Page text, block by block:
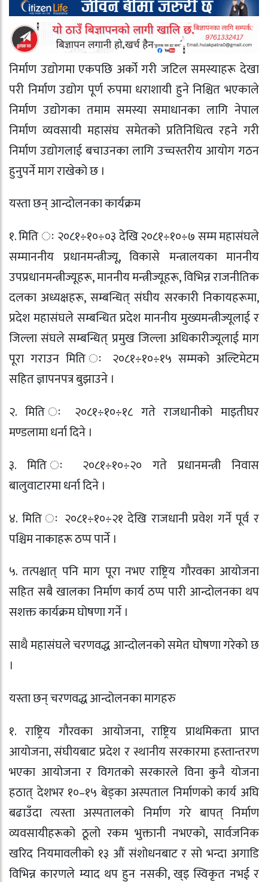
निर्माण उद्योगमा एकपछि अर्को गरी जटिल समस्याहरू देखा
परी निर्माण उद्योग पूर्ण रुपमा धराशायी हुने निश्चित भएकाले
निर्माण उद्योगका तमाम समस्या समाधानका लागि नेपाल
निर्माण व्यवसायी महासंघ समेतको प्रतिनिधित्व रहने गरी
निर्माण उद्योगलाई बचाउनका लागि उच्चस्तरीय आयोग गठन
हुनुपर्ने माग राखेको छ ।
यस्ता छन् आन्दोलनका कार्यक्रम
१. मिति ः २०८१÷१०÷०३ देखि २०८१÷१०÷७ सम्म महासंघले
सम्माननीय प्रधानमन्त्रीज्यू, विकासे मन्त्रालयका माननीय
उपप्रधानमन्त्रीज्यूहरू, माननीय मन्त्रीज्यूहरू, विभिन्न राजनीतिक
दलका अध्यक्षहरू, सम्बन्धित् संघीय सरकारी निकायहरूमा,
प्रदेश महासंघले सम्बन्धित प्रदेश माननीय मुख्यमन्त्रीज्यूलाई र
जिल्ला संघले सम्बन्धित् प्रमुख जिल्ला अधिकारीज्यूलाई माग
पूरा गराउन मिति ः २०८१÷१०÷१५ सम्मको अल्टिमेटम
सहित ज्ञापनपत्र बुझाउने ।
२. मिति ः २०८१÷१०÷१८ गते राजधानीको माइतीघर
मण्डलामा धर्ना दिने ।
३. मिति ः २०८१÷१०÷२० गते प्रधानमन्त्री निवास
बालुवाटारमा धर्ना दिने ।
४. मिति ः २०८१÷१०÷२१ देखि राजधानी प्रवेश गर्ने पूर्व र
पश्चिम नाकाहरू ठप्प पार्ने ।
५. तत्पश्चात् पनि माग पूरा नभए राष्ट्रिय गौरवका आयोजना
सहित सबै खालका निर्माण कार्य ठप्प पारी आन्दोलनका थप
सशक्त कार्यक्रम घोषणा गर्ने ।
साथै महासंघले चरणवद्ध आन्दोलनको समेत घोषणा गरेको छ
।
यस्ता छन् चरणवद्ध आन्दोलनका मागहरु
१. राष्ट्रिय गौरवका आयोजना, राष्ट्रिय प्राथमिकता प्राप्त
आयोजना, संघीयबाट प्रदेश र स्थानीय सरकारमा हस्तान्तरण
भएका आयोजना र विगतको सरकारले विना कुनै योजना
हठात् देशभर १०–१५ बेड्का अस्पताल निर्माणको कार्य अघि
बढाउँदा त्यस्ता अस्पतालको निर्माण गरे बापत् निर्माण
व्यवसायीहरूको ठूलो रकम भुक्तानी नभएको, सार्वजनिक
खरिद नियमावलीको १३ औं संशोधनबाट र सो भन्दा अगाडि
विभिन्न कारणले म्याद थप हुन नसकी, ख्इ स्विकृत नभई र